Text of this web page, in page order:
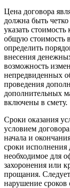
Цена договора
должна быть
указать
общую стоимость
определить
внесения
возможность
непредвиденных
проведения
дополнительных
включены в смету.
Сроки оказания
условием
начала и
сроки исполнения
необходимое для
захоронения или
прощания. Следует
нарушение сроков